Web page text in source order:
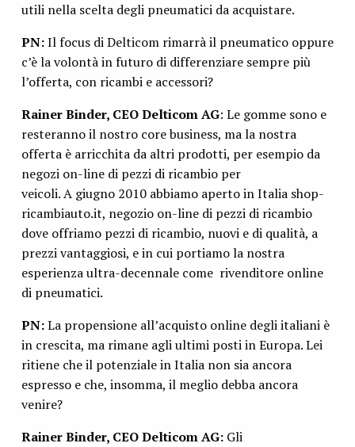
utili nella scelta degli pneumatici da acquistare.
PN:Il focus di Delticom rimarrà il pneumatico oppure
c’è la volontà in futuro di differenziare sempre più
l’offerta, con ricambi e accessori?
Rainer Binder, CEO Delticom AG: Le gomme sono e
resteranno il nostro core business, ma la nostra
offerta è arricchita da altri prodotti, per esempio da
negozi on-line di pezzi di ricambio per
veicoli. A giugno 2010 abbiamo aperto in Italia shop-
ricambiauto.it, negozio on-line di pezzi di ricambio
dove offriamo pezzi di ricambio, nuovi e di qualità, a
prezzi vantaggiosi, e in cui portiamo la nostra
esperienza ultra-decennale come rivenditore online
di pneumatici.
PN:La propensione all’acquisto online degli italiani è
in crescita, ma rimane agli ultimi posti in Europa. Lei
ritiene che il potenziale in Italia non sia ancora
espresso e che, insomma, il meglio debba ancora
venire?
Rainer Binder, CEO Delticom AG: Gli